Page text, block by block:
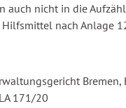
auch nicht in die
nach Anlage
Bremen,
171/20